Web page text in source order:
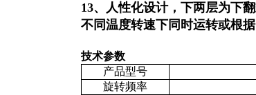
13、人性化设计，下两层为下
不同温度转速下同时运转或根据
技术参数
产品型号
旋转频率